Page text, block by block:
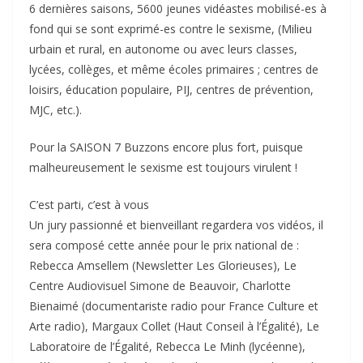
6 dernières saisons, 5600 jeunes vidéastes mobilisé-es à
fond qui se sont exprimé-es contre le sexisme, (Milieu
urbain et rural, en autonome ou avec leurs classes,
lycées, collèges, et même écoles primaires ; centres de
loisirs, éducation populaire, PIJ, centres de prévention,
MJC, etc.).
Pour la SAISON 7 Buzzons encore plus fort, puisque
malheureusement le sexisme est toujours virulent !
C’est parti, c’est à vous
Un jury passionné et bienveillant regardera vos vidéos, il
sera composé cette année pour le prix national de :
Rebecca Amsellem (Newsletter Les Glorieuses), Le
Centre Audiovisuel Simone de Beauvoir, Charlotte
Bienaimé (documentariste radio pour France Culture et
Arte radio), Margaux Collet (Haut Conseil à l’Égalité), Le
Laboratoire de l’Égalité, Rebecca Le Minh (lycéenne),